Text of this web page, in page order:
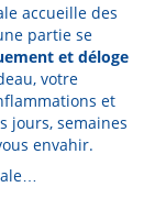
accueille des
partie se
et déloge
votre
et
jours, semaines
envahir.